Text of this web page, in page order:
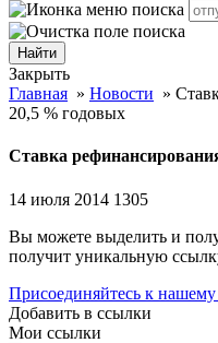
Закрыть
Главная » Новости »
20,5 % годовых
Ставка
14 июля 2014 1305
Вы можете выделить и
получит уникальную
Присоединяйтесь к
Добавить в ссылки
Мои ссылки